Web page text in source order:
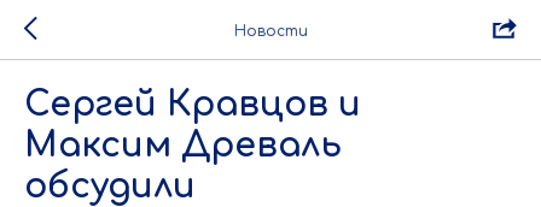
Новости
Сергей Кравцов и
Максим Древаль
обсудили